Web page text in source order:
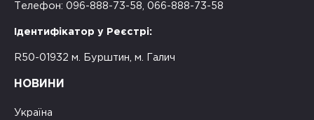
Телефон: 096-888-73-58, 066-888-73-58
Ідентифікатор у Реєстрі:
R50-01932 м. Бурштин, м. Галич
НОВИНИ
Україна